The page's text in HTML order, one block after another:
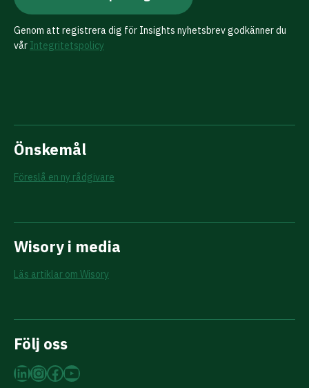
Genom att registrera dig för Insights nyhetsbrev godkänner du
vår Integritetspolicy
Önskemål
Föreslå en ny rådgivare
Wisory i media
Läs artiklar om Wisory
Följ oss
LinkedIn
Instagram
Facebook
YouTube